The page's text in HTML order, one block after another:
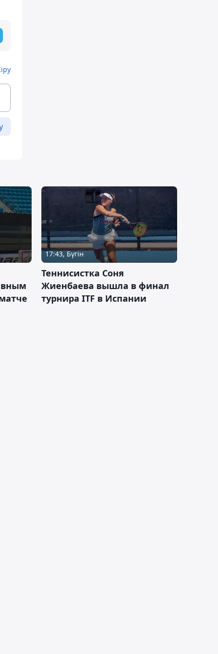
17:43, Бүгін
Теннисистка Соня
Жиенбаева вышла в финал
турнира ITF в Испании